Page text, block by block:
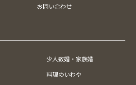
お問い合わせ
少人数婚・家族婚
料理のいわや